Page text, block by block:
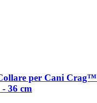
per Cani
36 cm